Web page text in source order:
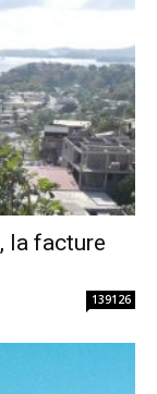
la facture
139126